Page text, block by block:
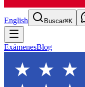
English Buscar⌘K
ExámenesBlog